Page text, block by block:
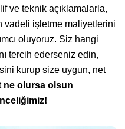
ve teknik açıklamalarla,
vadeli işletme maliyetlerini
oluyoruz. Siz hangi
tercih ederseniz edin,
kurup size uygun, net
ne olursa olsun